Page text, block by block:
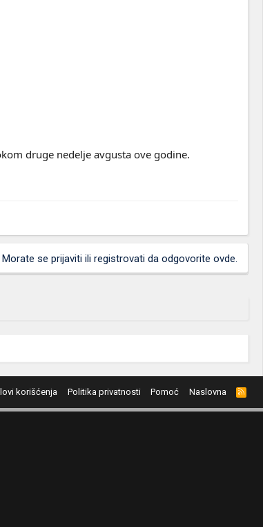
druge nedelje avgusta ove godine.
Morate se prijaviti ili registrovati da odgovorite ovde.
korišćenja Politika privatnosti Pomoć Naslovna
R
S
S